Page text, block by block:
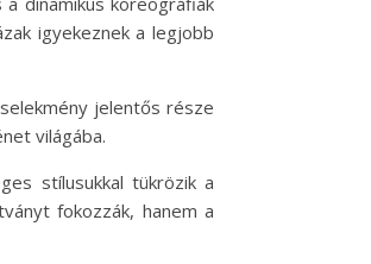
igyekeznek a legjobb
jelentős része
világába.
stílusukkal tükrözik a
fokozzák, hanem a